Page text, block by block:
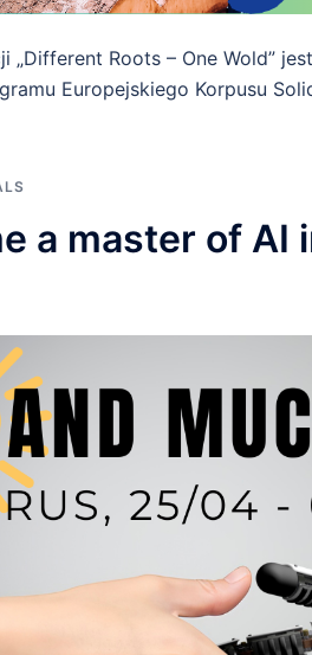
„Different Roots – One Wold”
Europejskiego Korpusu
a master of AI